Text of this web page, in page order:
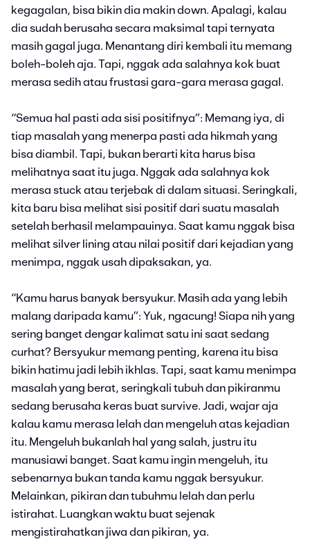
kegagalan, bisa bikin dia makin down. Apalagi, kalau
dia sudah berusaha secara maksimal tapi ternyata
masih gagal juga. Menantang diri kembali itu memang
boleh-boleh aja. Tapi, nggak ada salahnya kok buat
merasa sedih atau frustasi gara-gara merasa gagal.
“Semua hal pasti ada sisi positifnya”: Memang iya, di
tiap masalah yang menerpa pasti ada hikmah yang
bisa diambil. Tapi, bukan berarti kita harus bisa
melihatnya saat itu juga. Nggak ada salahnya kok
merasa stuck atau terjebak di dalam situasi. Seringkali,
kita baru bisa melihat sisi positif dari suatu masalah
setelah berhasil melampauinya. Saat kamu nggak bisa
melihat silver lining atau nilai positif dari kejadian yang
menimpa, nggak usah dipaksakan, ya.
“Kamu harus banyak bersyukur. Masih ada yang lebih
malang daripada kamu”: Yuk, ngacung! Siapa nih yang
sering banget dengar kalimat satu ini saat sedang
curhat? Bersyukur memang penting, karena itu bisa
bikin hatimu jadi lebih ikhlas. Tapi, saat kamu menimpa
masalah yang berat, seringkali tubuh dan pikiranmu
sedang berusaha keras buat survive. Jadi, wajar aja
kalau kamu merasa lelah dan mengeluh atas kejadian
itu. Mengeluh bukanlah hal yang salah, justru itu
manusiawi banget. Saat kamu ingin mengeluh, itu
sebenarnya bukan tanda kamu nggak bersyukur.
Melainkan, pikiran dan tubuhmu lelah dan perlu
istirahat. Luangkan waktu buat sejenak
mengistirahatkan jiwa dan pikiran, ya.